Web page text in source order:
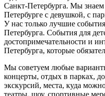
Санкт-Петербурга. Мы знаем
Петербурге с девушкой, с
У нас только лучшие
Петербурга. События для
достопримечательности и
Петербурга, которые
Мы советуем любые
концерты, отдых в парках,
экскурсий, места, куда
театры, шоу, спортивные